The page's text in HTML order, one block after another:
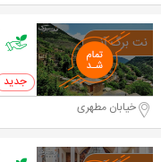
0 خرید
خیابان مطهری